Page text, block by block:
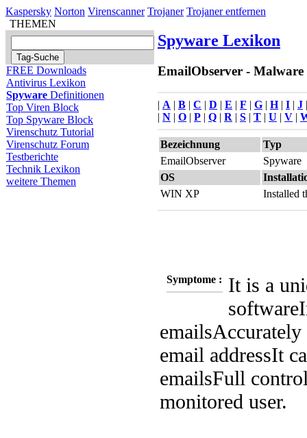
Kaspersky Norton Virenscanner Trojaner Trojaner entfernen
THEMEN
FREE Downloads
Antivirus Lexikon
Spyware Definitionen
Top Viren Block
Top Spyware Block
Virenschutz Tutorial
Virenschutz Forum
Testberichte
Technik Lexikon
weitere Themen
Spyware Lexikon
EmailObserver -
| A | B | C | D | E | F | G | H| I | J
| N | O | P | Q | R | S | T | U | V |
Bezeichnung
Typ
EmailObserver
Spyware
OS
WIN XP
Installed
Symptome :
It is a
software
emailsAccurately
email addressIt
emailsFull
monitored user.